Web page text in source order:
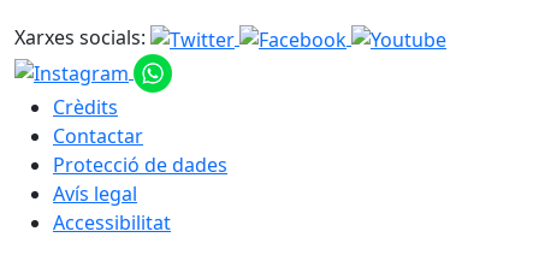
Xarxes socials:
Crèdits
Contactar
Protecció de dades
Avís legal
Accessibilitat